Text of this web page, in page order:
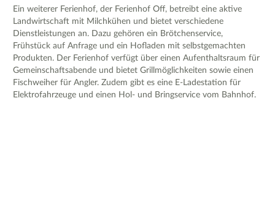
Ein weiterer Ferienhof, der Ferienhof Off, betreibt eine aktive
Landwirtschaft mit Milchkühen und bietet verschiedene
Dienstleistungen an. Dazu gehören ein Brötchenservice,
Frühstück auf Anfrage und ein Hofladen mit selbstgemachten
Produkten. Der Ferienhof verfügt über einen Aufenthaltsraum für
Gemeinschaftsabende und bietet Grillmöglichkeiten sowie einen
Fischweiher für Angler. Zudem gibt es eine E-Ladestation für
Elektrofahrzeuge und einen Hol- und Bringservice vom Bahnhof.